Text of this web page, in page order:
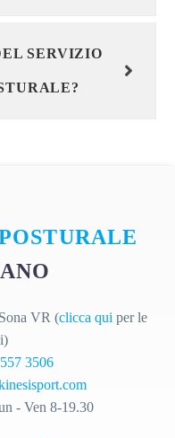
SERVIZIO
VR (clicca qui per le
3506
- Ven 8-19.30